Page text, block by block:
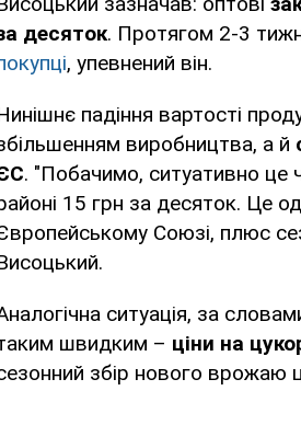
десяток. Протягом 2-3
, упевнений він.
падіння вартості
виробництва, а й
. "Побачимо, ситуативно це
15 грн за десяток. Це
Союзі, плюс
ситуація, за
швидким – ціни на
збір нового врожаю